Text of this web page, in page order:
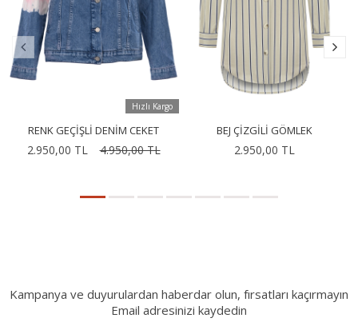
Hızlı Kargo
RENK GEÇIŞLI DENIM CEKET
2.950,00 TL 4.950,00 TL
BEJ ÇIZGILI GÖMLEK
2.950,00 TL
Kampanya ve duyurulardan haberdar olun, fırsatları kaçırmayın
Email adresinizi kaydedin